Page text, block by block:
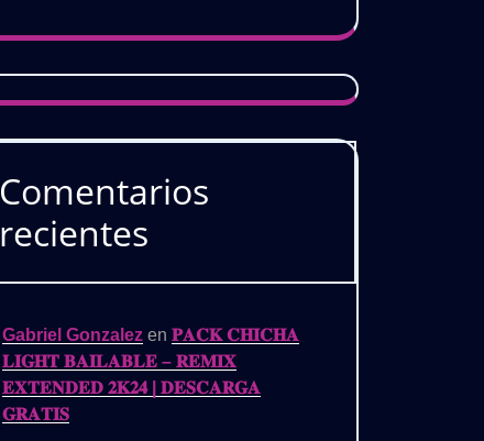
Comentarios
recientes
Gabriel Gonzalez en 𝐏𝐀𝐂𝐊 𝐂𝐇𝐈𝐂𝐇𝐀
𝐋𝐈𝐆𝐇𝐓 𝐁𝐀𝐈𝐋𝐀𝐁𝐋𝐄 – 𝐑𝐄𝐌𝐈𝐗
𝐄𝐗𝐓𝐄𝐍𝐃𝐄𝐃 𝟐𝐊𝟐𝟒 | 𝐃𝐄𝐒𝐂𝐀𝐑𝐆𝐀
𝐆𝐑𝐀𝐓𝐈𝐒